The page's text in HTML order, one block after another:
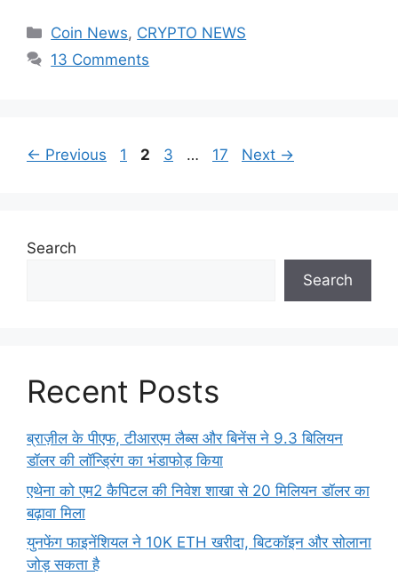
Categories
Coin News, CRYPTO NEWS
13 Comments
← Previous Page
1 Page
2 Page
3 … Page
17 Next →
Search
Search
Recent Posts
ब्राज़ील के पीएफ, टीआरएम लैब्स और बिनेंस ने 9.3 बिलियन
डॉलर की लॉन्ड्रिंग का भंडाफोड़ किया
एथेना को एम2 कैपिटल की निवेश शाखा से 20 मिलियन डॉलर का
बढ़ावा मिला
युनफेंग फाइनेंशियल ने 10K ETH खरीदा, बिटकॉइन और सोलाना
जोड़ सकता है